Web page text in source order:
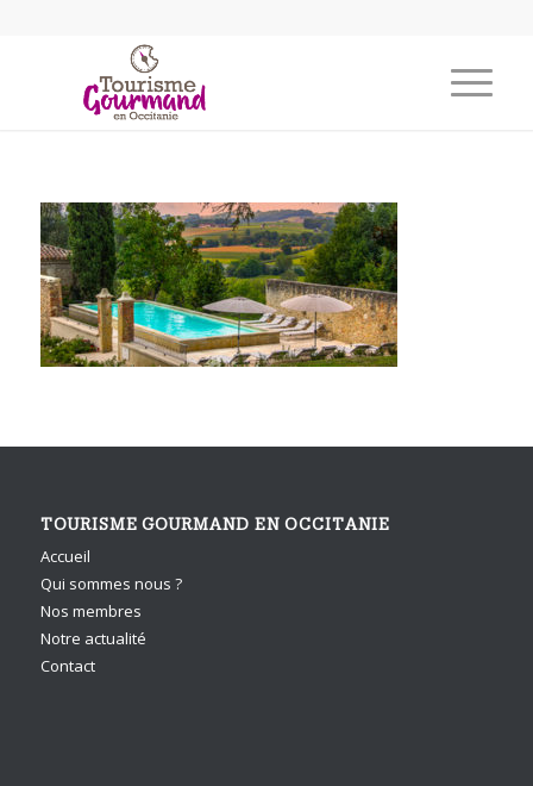
TOURISME GOURMAND EN OCCITANIE
Accueil
Qui sommes nous ?
Nos membres
Notre actualité
Contact